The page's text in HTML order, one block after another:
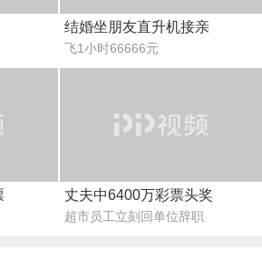
结婚坐朋友直升机接亲
飞1小时66666元
丈夫中6400万彩票头奖
超市员工立刻回单位辞职